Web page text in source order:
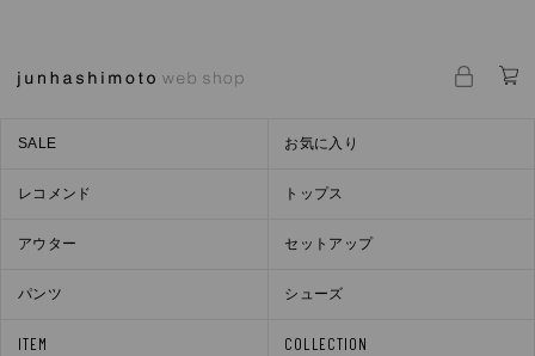
ITEM COLLECTION
SALE お気に入り
レコメンド トップス
アウター セットアップ
パンツ シューズ